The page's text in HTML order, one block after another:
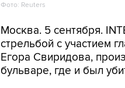
Фото: Reuters
Москва. 5 сентября.
стрельбой с участием
Егора Свиридова,
бульваре, где и был